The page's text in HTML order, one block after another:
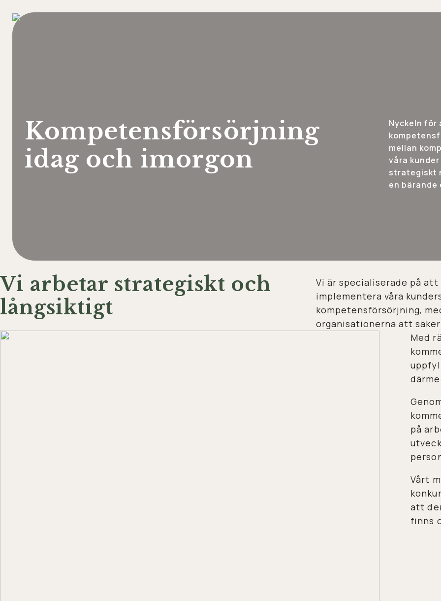
innehåll
Kompetensförsörjning
idag och imorgon
Nyckeln för
mellan
våra
strategiskt
en
Vi arbetar strategiskt och
långsiktigt
Vi är specialiserade på
implementera våra
kompetensförsörjning,
organisationerna att
Med
på
Vårt
att
finns